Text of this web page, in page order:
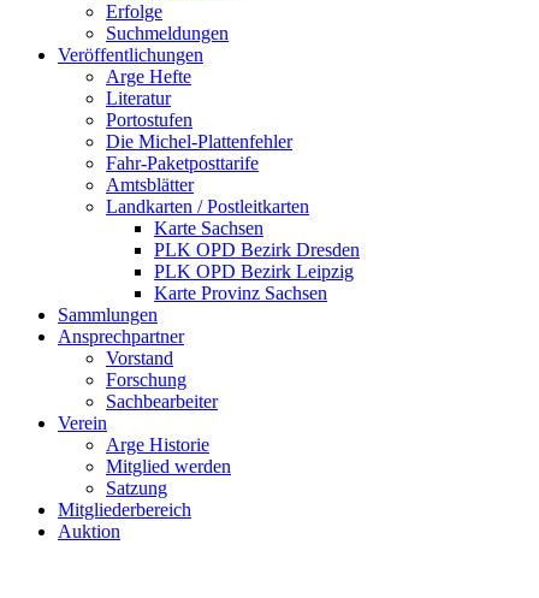
Erfolge
Suchmeldungen
Veröffentlichungen
Arge Hefte
Literatur
Portostufen
Die Michel-Plattenfehler
Fahr-Paketposttarife
Amtsblätter
Landkarten / Postleitkarten
Karte Sachsen
PLK OPD Bezirk Dresden
PLK OPD Bezirk Leipzig
Karte Provinz Sachsen
Sammlungen
Ansprechpartner
Vorstand
Forschung
Sachbearbeiter
Verein
Arge Historie
Mitglied werden
Satzung
Mitgliederbereich
Auktion